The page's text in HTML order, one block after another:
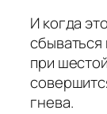
И когда
при
гнева.